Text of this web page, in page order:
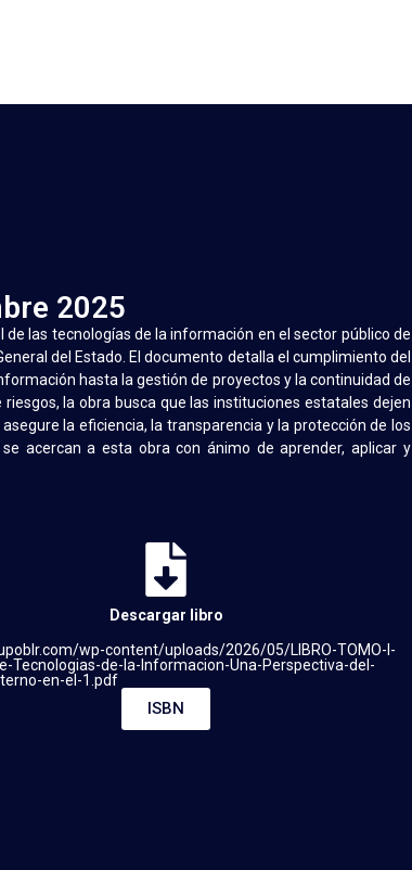
2025
las tecnologías de la información en el sector público de
del Estado. El documento detalla el cumplimiento del
hasta la gestión de proyectos y la continuidad de
la obra busca que las instituciones estatales dejen
la eficiencia, la transparencia y la protección de los
acercan a esta obra con ánimo de aprender, aplicar y
Descargar libro
wp-content/uploads/2026/05/LIBRO-TOMO-I-
Tecnologias-de-la-Informacion-Una-Perspectiva-del-
en-el-1.pdf
ISBN